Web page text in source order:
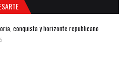
conquista y horizonte republicano